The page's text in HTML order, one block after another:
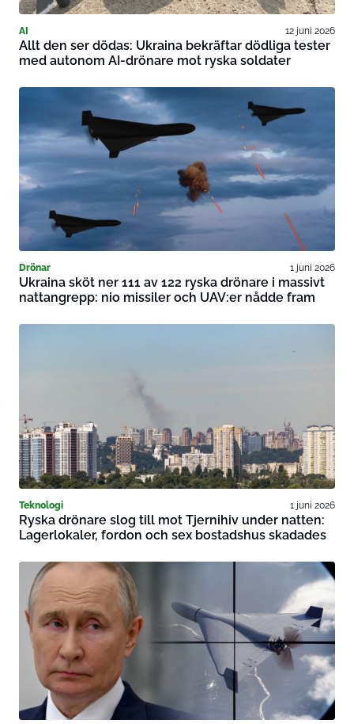
AI 12 juni 2026
Allt den ser dödas: Ukraina bekräftar dödliga tester
med autonom AI-drönare mot ryska soldater
Drönar 1 juni 2026
Ukraina sköt ner 111 av 122 ryska drönare i massivt
nattangrepp: nio missiler och UAV:er nådde fram
Teknologi 1 juni 2026
Ryska drönare slog till mot Tjernihiv under natten:
Lagerlokaler, fordon och sex bostadshus skadades